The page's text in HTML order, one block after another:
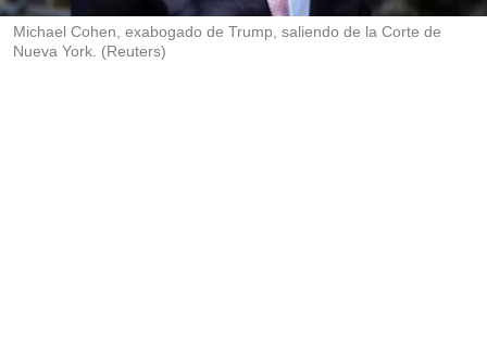
r
Michael Cohen, exabogado de Trump, saliendo de la Corte de
Nueva York. (Reuters)